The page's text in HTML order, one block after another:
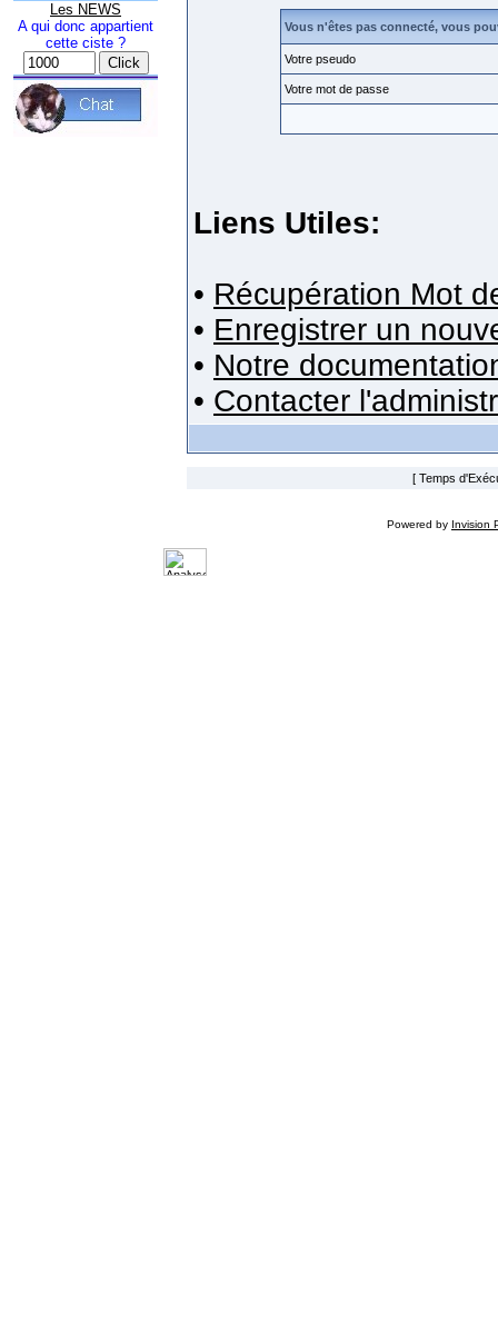
Les NEWS
A qui donc appartient
cette ciste ?
Vous n'êtes pas connecté, vous
Votre pseudo
Votre mot de passe
Liens Utiles:
• Récupération Mot
• Enregistrer un
• Notre
• Contacter
[ Temps
Powered by Invision